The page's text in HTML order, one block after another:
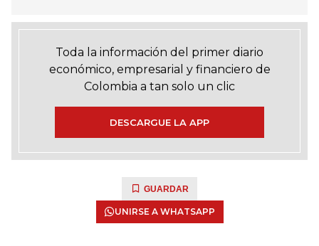
Toda la información del primer diario
económico, empresarial y financiero de
Colombia a tan solo un clic
DESCARGUE LA APP
GUARDAR
UNIRSE A WHATSAPP